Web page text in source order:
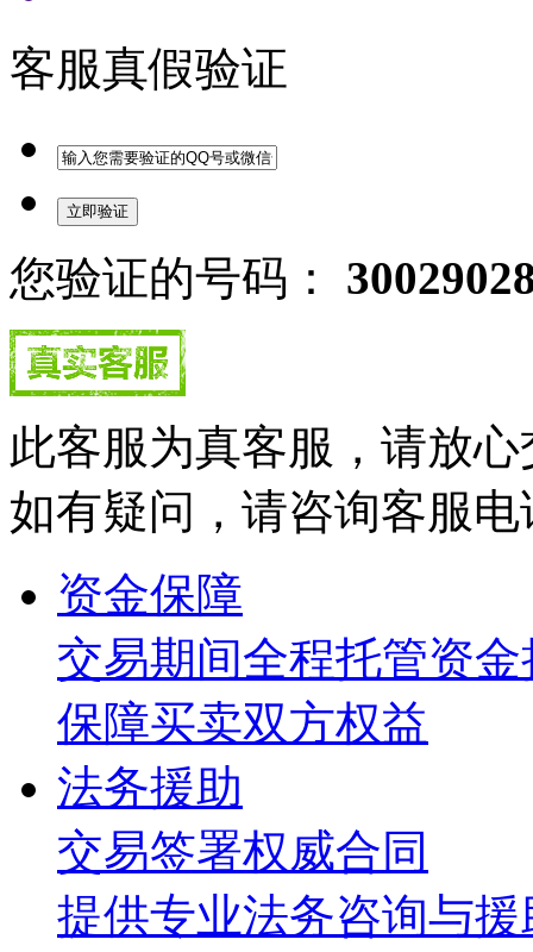
客服真假验证
您验证的号码：
此客服为真客服，请放心
如有疑问，请咨询客服电
资金保障
交易期间全程托管资金
保障买卖双方权益
法务援助
交易签署权威合同
提供专业法务咨询与援